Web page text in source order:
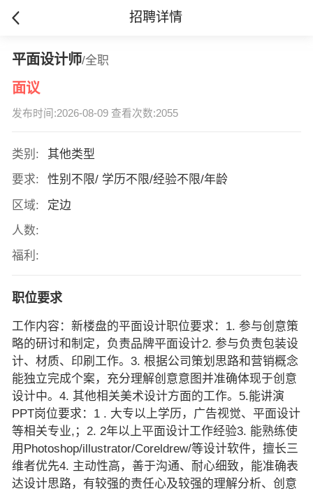
招聘详情
平面设计师/全职
面议
发布时间:2026-08-09 查看次数:2055
类别:
其他类型
要求:
性别不限/ 学历不限/经验不限/年龄
区域:
定边
人数:
福利:
职位要求
工作内容：新楼盘的平面设计职位要求：1. 参与创意策
略的研讨和制定，负责品牌平面设计2. 参与负责包装设
计、材质、印刷工作。3. 根据公司策划思路和营销概念
能独立完成个案，充分理解创意意图并准确体现于创意
设计中。4. 其他相关美术设计方面的工作。5.能讲演
PPT岗位要求：1 . 大专以上学历，广告视觉、平面设计
等相关专业,；2. 2年以上平面设计工作经验3. 能熟练使
用Photoshop/illustrator/Coreldrew/等设计软件，擅长三
维者优先4. 主动性高，善于沟通、耐心细致，能准确表
达设计思路，有较强的责任心及较强的理解分析、创意